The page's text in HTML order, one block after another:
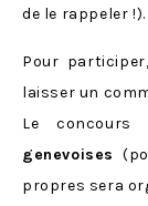
de le rappeler !).
Pour
laisser un
Le
genevoises
propres sera